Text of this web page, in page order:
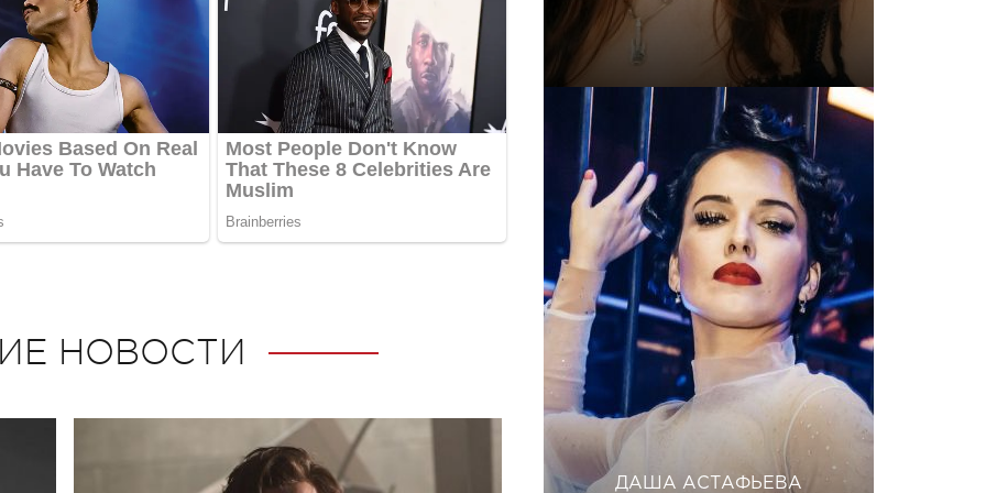
НОВОСТИ
ДАША АСТАФЬЕВА